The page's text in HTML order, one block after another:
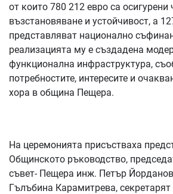
от които 780 212 евро са осигурени
възстановяване и устойчивост, а
представляват национално
реализацията му е създадена
функционална инфраструктура,
потребностите, интересите и
хора в община Пещера.
На церемонията присъстваха
Общинското ръководство,
съвет- Пещера инж. Петър
Гълъбина Карамитрева,